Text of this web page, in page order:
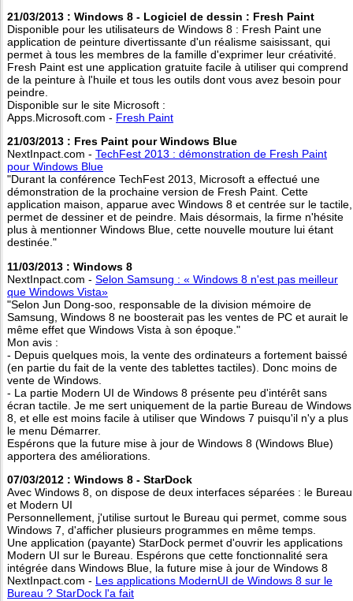
21/03/2013 : Windows 8 - Logiciel de dessin : Fresh Paint
Disponible pour les utilisateurs de Windows 8 : Fresh Paint une
application de peinture divertissante d'un réalisme saisissant, qui
permet à tous les membres de la famille d'exprimer leur créativité.
Fresh Paint est une application gratuite facile à utiliser qui comprend
de la peinture à l'huile et tous les outils dont vous avez besoin pour
peindre.
Disponible sur le site Microsoft :
Apps.Microsoft.com - Fresh Paint
21/03/2013 : Fres Paint pour Windows Blue
NextInpact.com - TechFest 2013 : démonstration de Fresh Paint
pour Windows Blue
"Durant la conférence TechFest 2013, Microsoft a effectué une
démonstration de la prochaine version de Fresh Paint. Cette
application maison, apparue avec Windows 8 et centrée sur le tactile,
permet de dessiner et de peindre. Mais désormais, la firme n'hésite
plus à mentionner Windows Blue, cette nouvelle mouture lui étant
destinée."
11/03/2013 : Windows 8
NextInpact.com - Selon Samsung : « Windows 8 n'est pas meilleur
que Windows Vista»
"Selon Jun Dong-soo, responsable de la division mémoire de
Samsung, Windows 8 ne boosterait pas les ventes de PC et aurait le
même effet que Windows Vista à son époque."
Mon avis :
- Depuis quelques mois, la vente des ordinateurs a fortement baissé
(en partie du fait de la vente des tablettes tactiles). Donc moins de
vente de Windows.
- La partie Modern UI de Windows 8 présente peu d'intérêt sans
écran tactile. Je me sert uniquement de la partie Bureau de Windows
8, et elle est moins facile à utiliser que Windows 7 puisqu'il n'y a plus
le menu Démarrer.
Espérons que la future mise à jour de Windows 8 (Windows Blue)
apportera des améliorations.
07/03/2012 : Windows 8 - StarDock
Avec Windows 8, on dispose de deux interfaces séparées : le Bureau
et Modern UI
Personnellement, j'utilise surtout le Bureau qui permet, comme sous
Windows 7, d'afficher plusieurs programmes en même temps.
Une application (payante) StarDock permet d'ouvrir les applications
Modern UI sur le Bureau. Espérons que cette fonctionnalité sera
intégrée dans Windows Blue, la future mise à jour de Windows 8
NextInpact.com - Les applications ModernUI de Windows 8 sur le
Bureau ? StarDock l'a fait